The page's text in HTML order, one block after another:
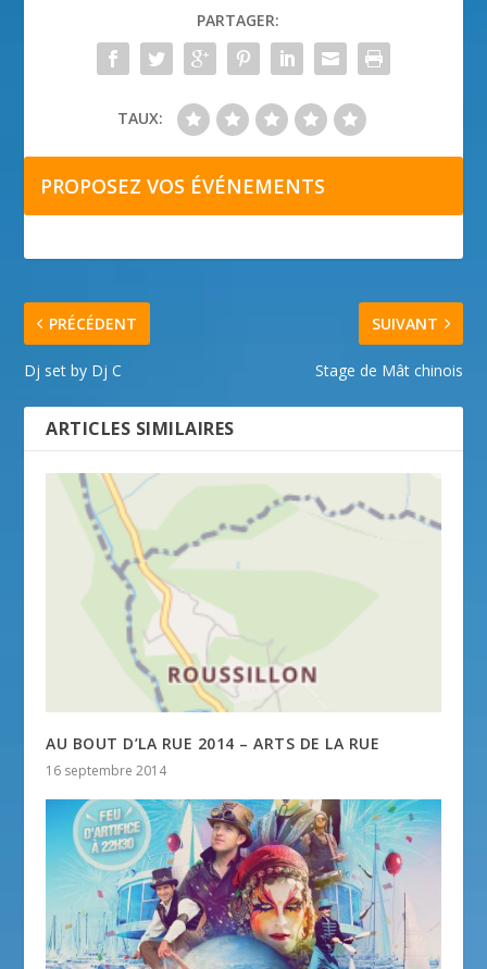
PARTAGER:
TAUX:
PROPOSEZ VOS ÉVÉNEMENTS
PRÉCÉDENT
Dj set by Dj C
SUIVANT
Stage de Mât chinois
ARTICLES SIMILAIRES
AU BOUT D’LA RUE 2014 – ARTS DE LA RUE
16 septembre 2014